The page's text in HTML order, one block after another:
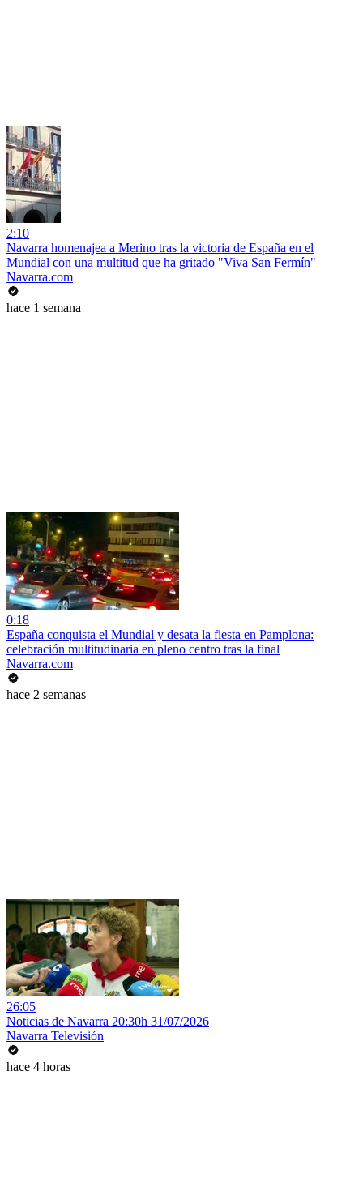
2:10
Navarra homenajea a Merino tras la victoria de España en el
Mundial con una multitud que ha gritado "Viva San Fermín"
Navarra.com
hace 1 semana
0:18
España conquista el Mundial y desata la fiesta en Pamplona:
celebración multitudinaria en pleno centro tras la final
Navarra.com
hace 2 semanas
26:05
Noticias de Navarra 20:30h 31/07/2026
Navarra Televisión
hace 4 horas